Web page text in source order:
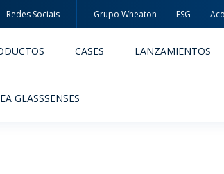
Redes Sociais Grupo Wheaton ESG
CASES LANZAMIENTOS
GLASSSENSES